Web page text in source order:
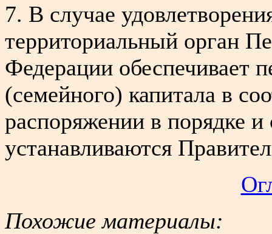
7. В случае
территориальный орган
Федерации обеспечивает
(семейного) капитала в
распоряжении в порядке и
устанавливаются
Похожие материалы: